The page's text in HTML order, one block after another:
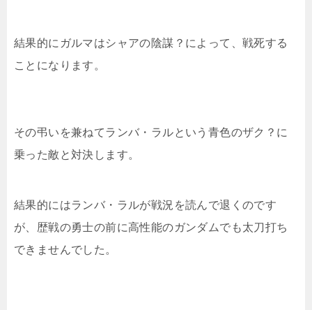
結果的にガルマはシャアの陰謀？によって、戦死する
ことになります。
その弔いを兼ねてランバ・ラルという青色のザク？に
乗った敵と対決します。
結果的にはランバ・ラルが戦況を読んで退くのです
が、歴戦の勇士の前に高性能のガンダムでも太刀打ち
できませんでした。